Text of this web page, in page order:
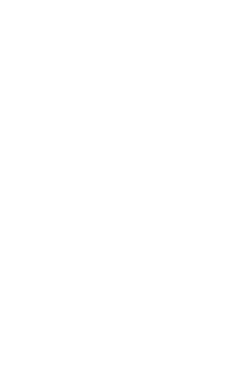
ссылки размещаются в
а не в коротких заметках,
сайта (что очень